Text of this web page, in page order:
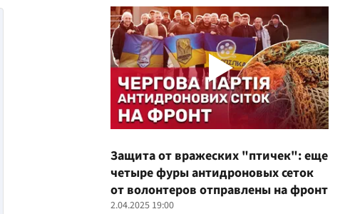
Защита от вражеских "птичек": еще
четыре фуры антидроновых сеток
от волонтеров отправлены на фронт
2.04.2025 19:00